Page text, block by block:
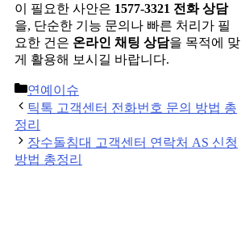
이 필요한 사안은 1577-3321 전화 상담
을, 단순한 기능 문의나 빠른 처리가 필
요한 건은 온라인 채팅 상담을 목적에 맞
게 활용해 보시길 바랍니다.
Categories
연예이슈
Post
navigation
틱톡 고객센터 전화번호 문의 방법 총
정리
장수돌침대 고객센터 연락처 AS 신청
방법 총정리